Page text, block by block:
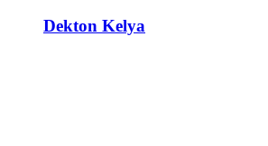
Dekton Kelya